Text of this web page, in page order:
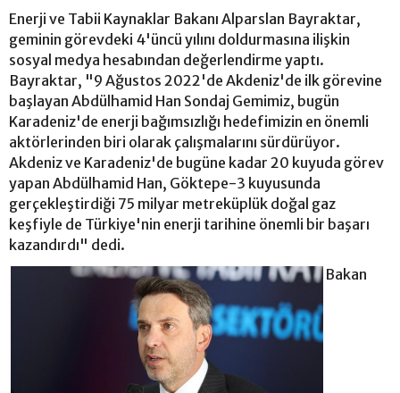
Enerji ve Tabii Kaynaklar Bakanı Alparslan Bayraktar,
geminin görevdeki 4'üncü yılını doldurmasına ilişkin
sosyal medya hesabından değerlendirme yaptı.
Bayraktar, "9 Ağustos 2022'de Akdeniz'de ilk görevine
başlayan Abdülhamid Han Sondaj Gemimiz, bugün
Karadeniz'de enerji bağımsızlığı hedefimizin en önemli
aktörlerinden biri olarak çalışmalarını sürdürüyor.
Akdeniz ve Karadeniz'de bugüne kadar 20 kuyuda görev
yapan Abdülhamid Han, Göktepe-3 kuyusunda
gerçekleştirdiği 75 milyar metreküplük doğal gaz
keşfiyle de Türkiye'nin enerji tarihine önemli bir başarı
kazandırdı" dedi.
Bakan